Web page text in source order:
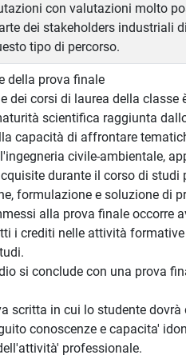
con valutazioni molto
dei stakeholders industriali
tipo di percorso.
della prova finale
dei corsi di laurea della classe
scientifica raggiunta
capacità di affrontare
civile-ambientale,
durante il corso di studi
formulazione e soluzione di
alla prova finale occorre
i crediti nelle attività
si conclude con una prova
scritta in cui lo studente dovrà
conoscenze e capacita'
professionale.